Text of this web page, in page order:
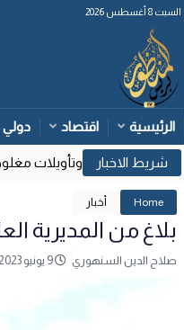
السبت 8 أغسطس 2026
الرئيسية اقتصاد دولي
قضائية إسبانية وتأويلات
Home أخبار
بلاغ من المديرية
صلاح الدين السنهوري